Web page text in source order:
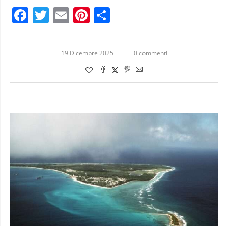
Facebook
Twitter
EmailPinterest
19 Dicembre 2025 0 commentI